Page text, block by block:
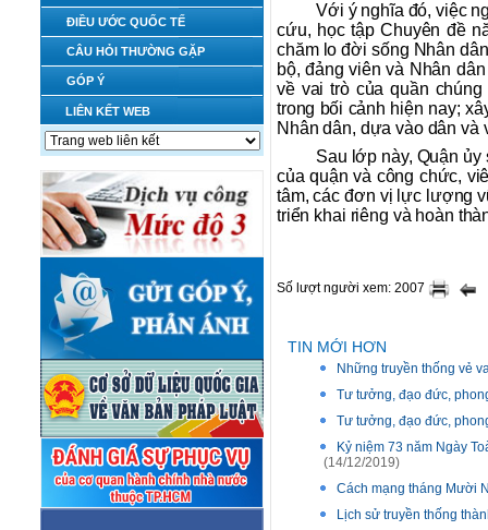
ĐIỀU ƯỚC QUỐC TẾ
CÂU HỎI THƯỜNG GẶP
GÓP Ý
LIÊN KẾT WEB
Với ý nghĩa đó, việc
cứu, học tập Chuyên đề
chăm lo đời sống Nhân
bộ, đảng viên và Nhân
về vai trò của quần
trong bối cảnh hiện nay;
Nhân dân, dựa vào dân
Sau lớp này, Quận
của quận và công chức,
tâm, các đơn vị lực lượng
triển khai riêng và hoàn
Số lượt người xem: 2007
TIN MỚI HƠN
Những truyền thống vẻ
Tư tưởng, đạo đức,
Tư tưởng, đạo đức,
Kỷ niệm 73 năm Ngày
(14/12/2019)
Cách mạng tháng Mười
Lịch sử truyền thống